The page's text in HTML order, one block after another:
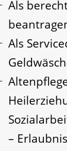
Als
Als
–